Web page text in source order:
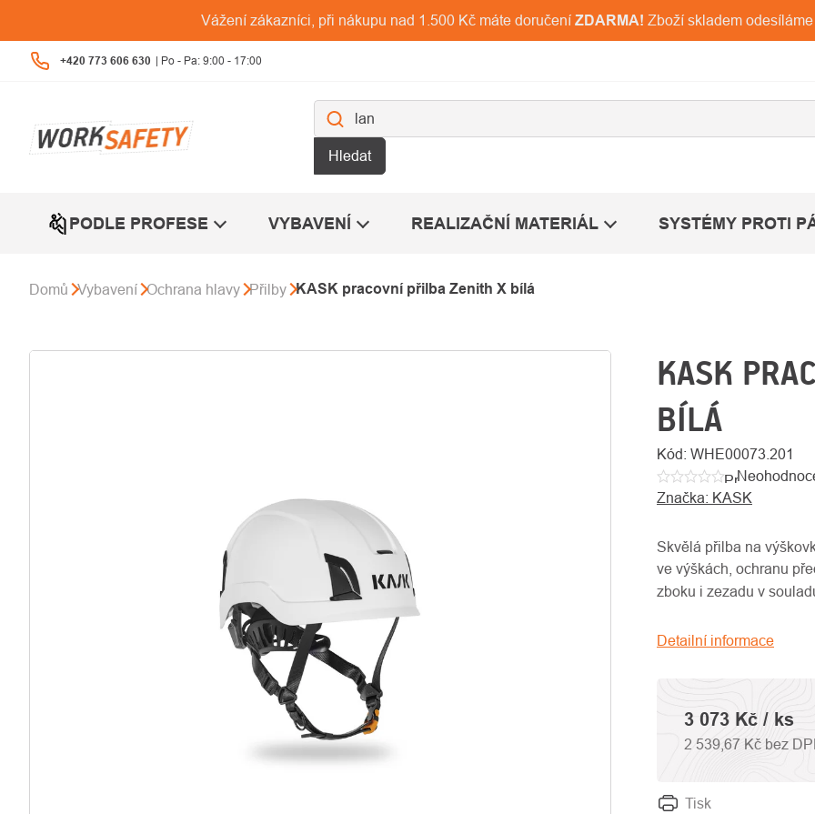
obsah
Vážení zákazníci, při nákupu nad 1.500 Kč máte doručení ZDARMA! Zboží skladem
+420 773 606 630
Hledat
PODLE PROFESE VYBAVENÍ REALIZAČNÍ MATERIÁL SYSTÉMY PROTI
Domů Vybavení Ochrana hlavy Přilby KASK pracovní přilba Zenith X bílá
KASK
BÍLÁ
Kód: WHE00073.201
Průměrné
hodnocení
je
0,0
z
hvězdiček.
Značka: KASK
Skvělá přilba na
ve výškách, ochranu
zboku i zezadu v
Detailní informace
Tisk
3 073 Kč / ks
2 539,67 Kč bez